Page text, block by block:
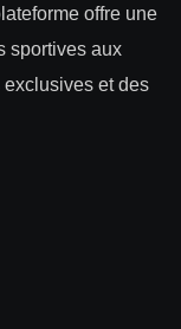
offre une
sportives aux
et des